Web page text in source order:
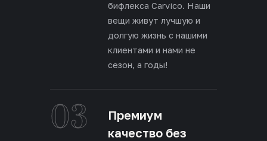
бифлекса Carvico. Наши
вещи живут лучшую и
долгую жизнь с нашими
клиентами и нами не
сезон, а годы!
03
Премиум
качество без